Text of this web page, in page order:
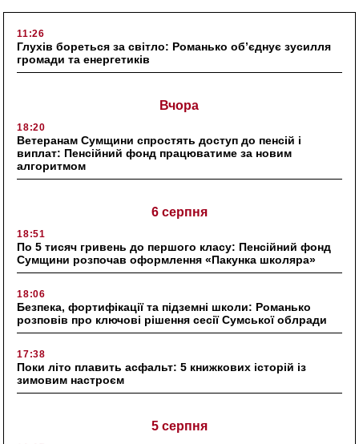
11:26
Глухів бореться за світло: Романько об’єднує зусилля
громади та енергетиків
Вчора
18:20
Ветеранам Сумщини спростять доступ до пенсій і
виплат: Пенсійний фонд працюватиме за новим
алгоритмом
6 серпня
18:51
По 5 тисяч гривень до першого класу: Пенсійний фонд
Сумщини розпочав оформлення «Пакунка школяра»
18:06
Безпека, фортифікації та підземні школи: Романько
розповів про ключові рішення сесії Сумської облради
17:38
Поки літо плавить асфальт: 5 книжкових історій із
зимовим настроєм
5 серпня